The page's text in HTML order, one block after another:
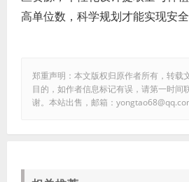
高单位数，科学规划才能实现安
郑重声明：本文版权归原作者所有，转载
目的，如作者信息标记有误，请第一时间
谢。本站出售，邮箱：